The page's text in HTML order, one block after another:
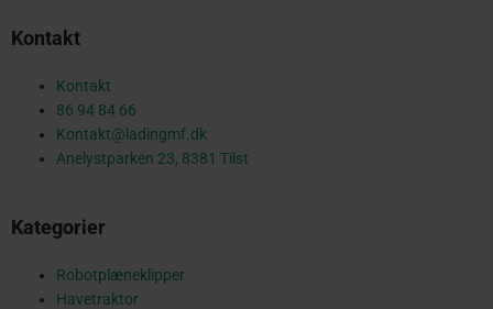
b
Kontakt
Kontakt
86 94 84 66
Kontakt@ladingmf.dk
Anelystparken 23, 8381 Tilst
Kategorier
Robotplæneklipper
Havetraktor